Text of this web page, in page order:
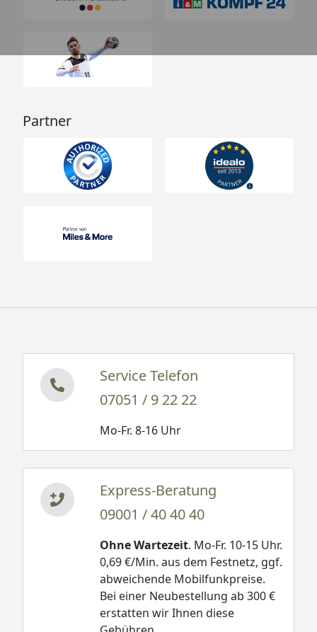
Partner
Service Telefon
07051 / 9 22 22
Mo-Fr. 8-16 Uhr
Express-Beratung
09001 / 40 40 40
Ohne Wartezeit. Mo-Fr. 10-15 Uhr.
0,69 €/Min. aus dem Festnetz, ggf.
abweichende Mobilfunkpreise.
Bei einer Neubestellung ab 300 €
erstatten wir Ihnen diese